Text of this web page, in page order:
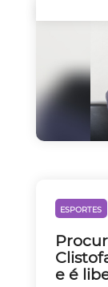
ESPORTES
e é